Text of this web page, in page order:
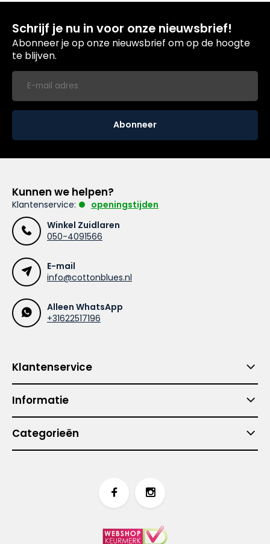
Schrijf je nu in voor onze nieuwsbrief!
Abonneer je op onze nieuwsbrief om op de hoogte
te blijven.
Abonneer
Kunnen we helpen?
Klantenservice:
openingstijden
Winkel Zuidlaren
050-4091566
E-mail
info@cottonblues.nl
Alleen WhatsApp
+31622517196
Klantenservice
Informatie
Categorieën